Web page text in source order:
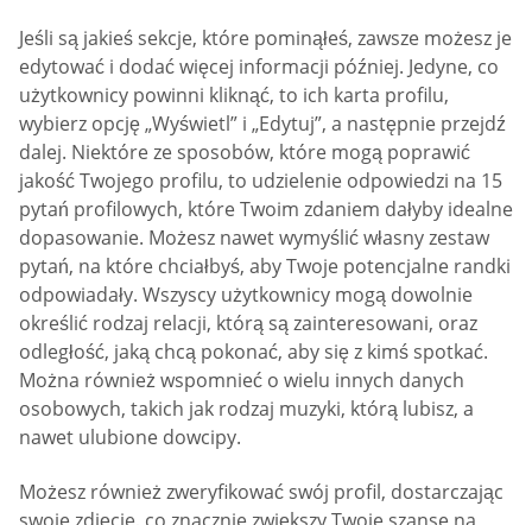
Jeśli są jakieś sekcje, które pominąłeś, zawsze możesz je
edytować i dodać więcej informacji później. Jedyne, co
użytkownicy powinni kliknąć, to ich karta profilu,
wybierz opcję „Wyświetl” i „Edytuj”, a następnie przejdź
dalej. Niektóre ze sposobów, które mogą poprawić
jakość Twojego profilu, to udzielenie odpowiedzi na 15
pytań profilowych, które Twoim zdaniem dałyby idealne
dopasowanie. Możesz nawet wymyślić własny zestaw
pytań, na które chciałbyś, aby Twoje potencjalne randki
odpowiadały. Wszyscy użytkownicy mogą dowolnie
określić rodzaj relacji, którą są zainteresowani, oraz
odległość, jaką chcą pokonać, aby się z kimś spotkać.
Można również wspomnieć o wielu innych danych
osobowych, takich jak rodzaj muzyki, którą lubisz, a
nawet ulubione dowcipy.
Możesz również zweryfikować swój profil, dostarczając